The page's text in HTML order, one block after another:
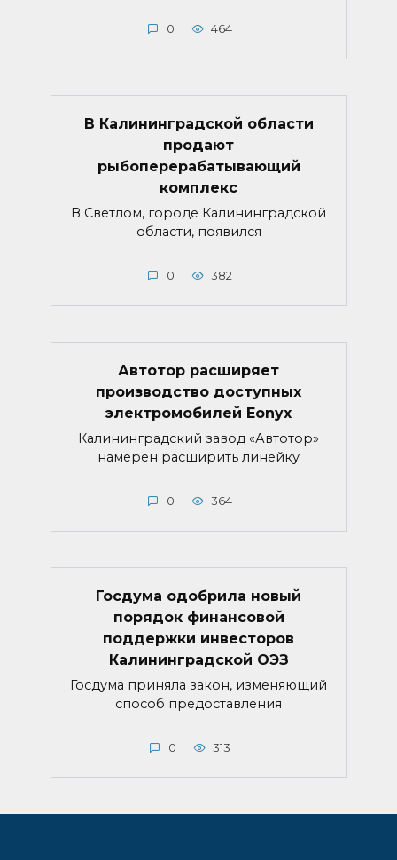
0 464
В Калининградской области
продают
рыбоперерабатывающий
комплекс
В Светлом, городе Калининградской
области, появился
0 382
Автотор расширяет
производство доступных
электромобилей Eonyx
Калининградский завод «Автотор»
намерен расширить линейку
0 364
Госдума одобрила новый
порядок финансовой
поддержки инвесторов
Калининградской ОЭЗ
Госдума приняла закон, изменяющий
способ предоставления
0 313